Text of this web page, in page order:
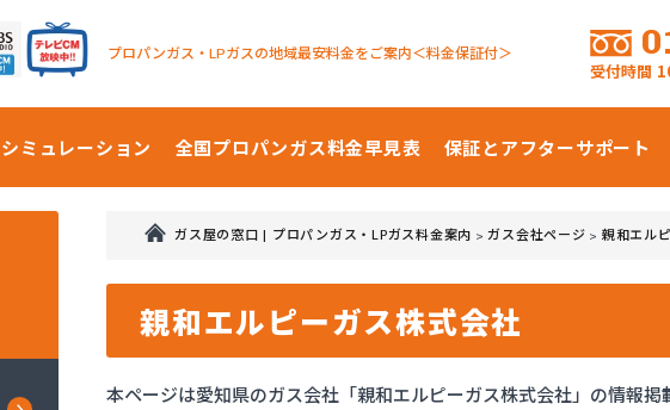
プロパンガス・LPガスの地域最安料金をご案内＜料金保証付＞
受付時間
シミュレーション 全国プロパンガス料金早見表 保証とアフターサポート
ガス屋の窓口 | プロパンガス・LPガス料金案内 >ガス会社ページ > 親和エル
親和エルピーガス株式会社
本ページは愛知県のガス会社「親和エルピーガス株式会社」の情報